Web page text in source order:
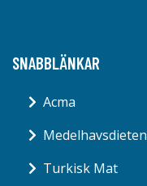
SNABBLÄNKAR
Acma
Medelhavsdieten
Turkisk Mat